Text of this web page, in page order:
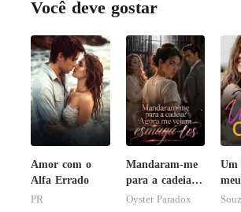
Você deve gostar
Amor com o
Alfa Errado
PR
Mandaram-me
para a cadeia?
Agora me
Oyster Paradox
Um